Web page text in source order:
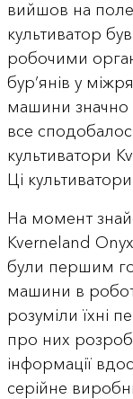
вийшов на
культиватор
робочими
бур’янів у
машини значно
все
культиватори
Ці
На момент
Kverneland
були першим
машини в
розуміли їхні
про них
інформації
серійне